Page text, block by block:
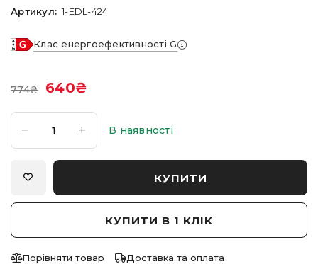
Артикул: 1-EDL-424
Клас енергоефективності G
774₴ 640₴
В наявності
КУПИТИ
КУПИТИ В 1 КЛІК
Порівняти товар Доставка та оплата